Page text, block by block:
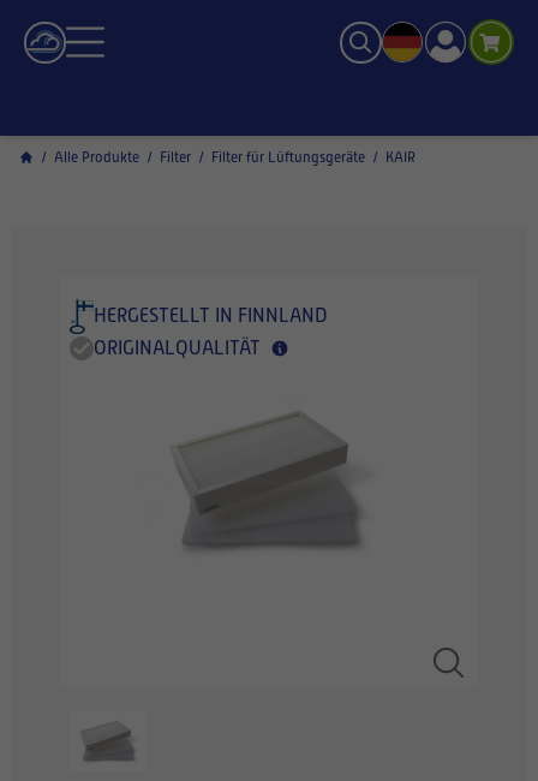
/ Alle Produkte / Filter / Filter für Lüftungsgeräte / KAIR
HERGESTELLT IN FINNLAND
ORIGINALQUALITÄT